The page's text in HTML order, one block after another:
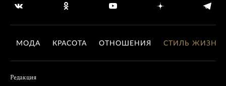
МОДА КРАСОТА ОТНОШЕНИЯ СТИЛЬ ЖИЗНИ
Редакция